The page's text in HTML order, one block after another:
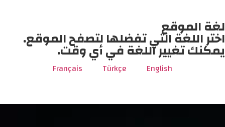
لغة الموقع
اختر اللغة التي تفضلها لتصفح الموقع.
يمكنك تغيير اللغة في أي وقت.
English
Türkçe
Français